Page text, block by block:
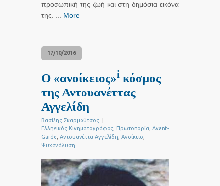
προσωπική της ζωή και στη δημόσια εικόνα
της. ... More
17/10/2016
Ο «ανοίκειος»i κόσμος
της Αντουανέττας
Αγγελίδη
Βασίλης Σκαρμούτσος
Ελληνικός Κινηματογράφος Πρωτοπορία Avant-
Garde Αντουανέττα Αγγελίδη Ανοίκειο
Ψυχανάλυση